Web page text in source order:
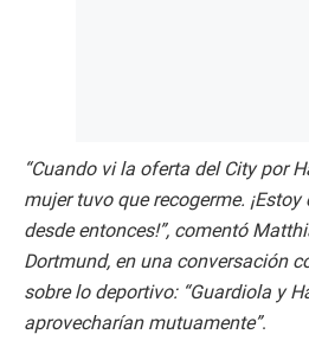
“Cuando vi la oferta del City por
mujer tuvo que recogerme.
desde entonces!”, comentó
Dortmund, en una conversación
sobre lo deportivo: “Guardiola y
aprovecharían mutuamente”.